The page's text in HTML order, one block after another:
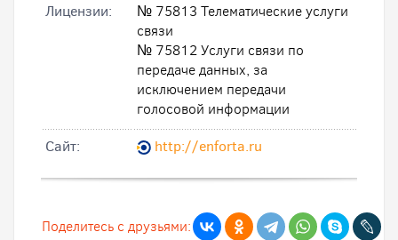
Лицензии:
№ 75813 Телематические услуги
связи
№ 75812 Услуги связи по
передаче данных, за
исключением передачи
голосовой информации
Cайт:
http://enforta.ru
Поделитесь с друзьями: